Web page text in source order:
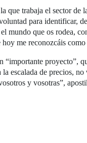
trabaja el sector de
para identificar,
que os rodea,
me reconozcáis como
proyecto”,
de precios,
y vosotras”,